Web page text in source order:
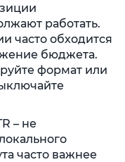
работать.
часто обходится
бюджета.
формат или
– не
часто важнее